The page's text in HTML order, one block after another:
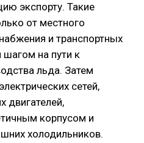
экспорту. Такие
от местного
и транспортных
шагом на пути к
льда. Затем
сетей,
двигателей,
корпусом и
холодильников.